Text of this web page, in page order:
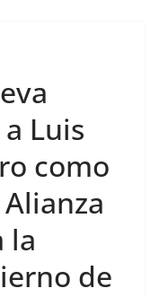
Luis
como
la
de